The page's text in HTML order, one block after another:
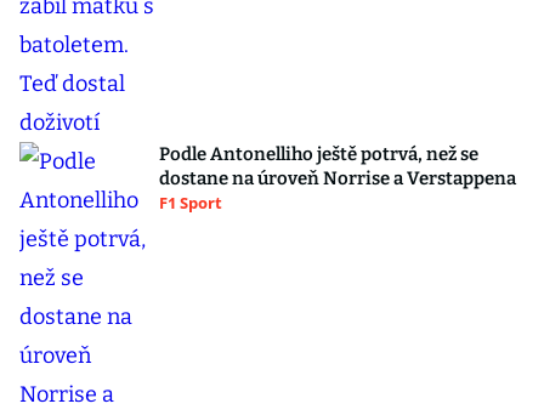
Podle Antonelliho ještě potrvá, než se
dostane na úroveň Norrise a Verstappena
F1 Sport